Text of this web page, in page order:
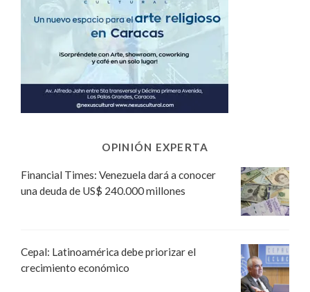
OPINIÓN EXPERTA
Financial Times: Venezuela dará a conocer
una deuda de US$ 240.000 millones
Cepal: Latinoamérica debe priorizar el
crecimiento económico